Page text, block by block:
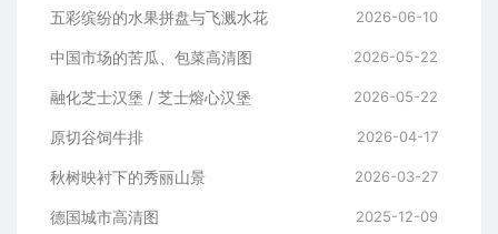
五彩缤纷的水果拼盘与飞溅水花 2026-06-10
中国市场的苦瓜、包菜高清图 2026-05-22
融化芝士汉堡 / 芝士熔心汉堡 2026-05-22
原切谷饲牛排 2026-04-17
秋树映衬下的秀丽山景 2026-03-27
德国城市高清图 2025-12-09